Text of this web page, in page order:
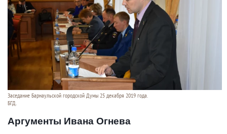
Заседание Барнаульской городской Думы 25 декабря 2019 года.
БГД.
Аргументы Ивана Огнева